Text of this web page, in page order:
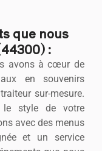
que nous
:
avons à cœur de
en souvenirs
sur-mesure.
le style de votre
avec des menus
et un service